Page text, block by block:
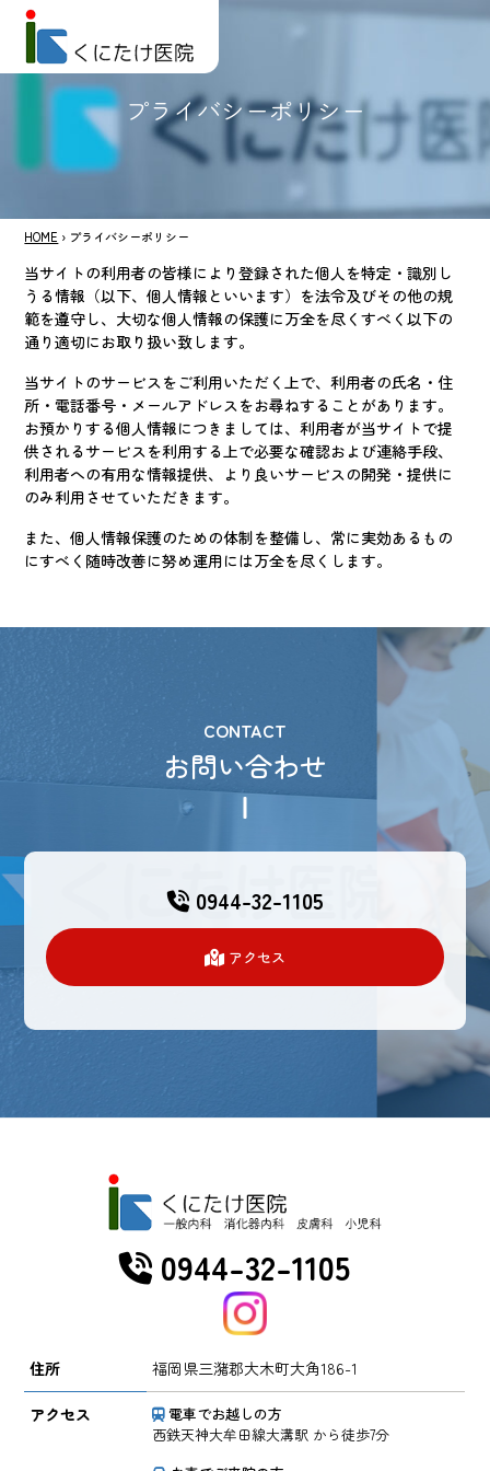
プライバシーポリシー
HOME › プライバシーポリシー
当サイトの利用者の皆様により登録された個人を特定・識別し
うる情報（以下、個人情報といいます）を法令及びその他の規
範を遵守し、大切な個人情報の保護に万全を尽くすべく以下の
通り適切にお取り扱い致します。
当サイトのサービスをご利用いただく上で、利用者の氏名・住
所・電話番号・メールアドレスをお尋ねすることがあります。
お預かりする個人情報につきましては、利用者が当サイトで提
供されるサービスを利用する上で必要な確認および連絡手段、
利用者への有用な情報提供、より良いサービスの開発・提供に
のみ利用させていただきます。
また、個人情報保護のための体制を整備し、常に実効あるもの
にすべく随時改善に努め運用には万全を尽くします。
CONTACT
お問い合わせ
0944-32-1105
アクセス
0944-32-1105
住所 福岡県三潴郡大木町大角186-1
アクセス
電車でお越しの方
西鉄天神大牟田線大溝駅 から徒歩7分